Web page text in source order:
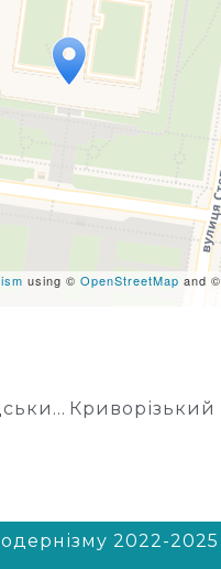
Map is loading...
you see this after your
is loaded completely,
files are missing.
using © OpenStreetMap and ©
Жовтоводський університет
2022-2025